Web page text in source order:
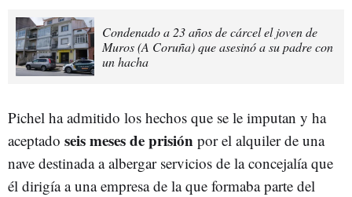
Condenado a 23 años de cárcel el joven de
Muros (A Coruña) que asesinó a su padre con
un hacha
Pichel ha admitido los hechos que se le imputan y ha
aceptado seis meses de prisión por el alquiler de una
nave destinada a albergar servicios de la concejalía que
él dirigía a una empresa de la que formaba parte del